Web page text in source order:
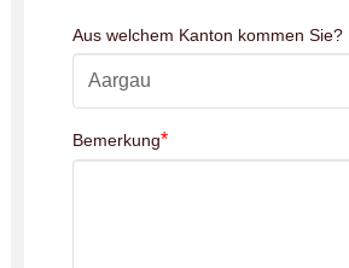
Aus welchem Kanton kommen Sie?
Bemerkung*